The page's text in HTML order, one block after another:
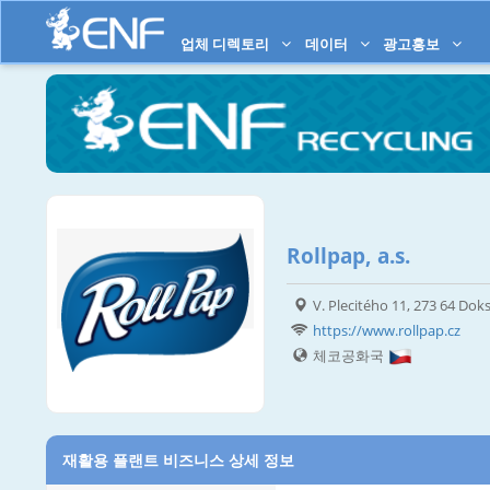
업체 디렉토리 데이터 광고홍보
Rollpap, a.s.
V. Plecitého 11, 273 64
https://www.rollpap.cz
체코공화국
재활용 플랜트 비즈니스 상세 정보